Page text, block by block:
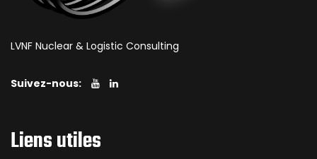
LVNF Nuclear & Logistic Consulting
Suivez-nous:
Liens utiles